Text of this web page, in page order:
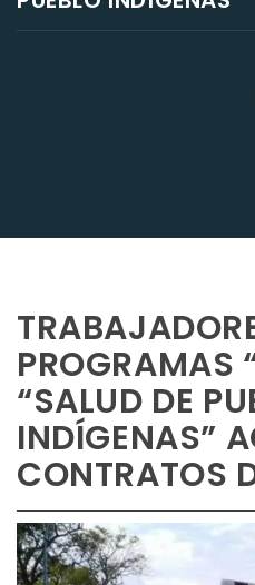
PROGRAMAS
“SALUD DE
INDÍGENAS”
CONTRATOS